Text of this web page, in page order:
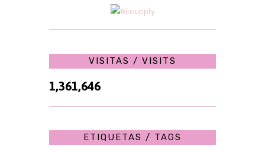
VISITAS / VISITS
1,361,646
ETIQUETAS / TAGS